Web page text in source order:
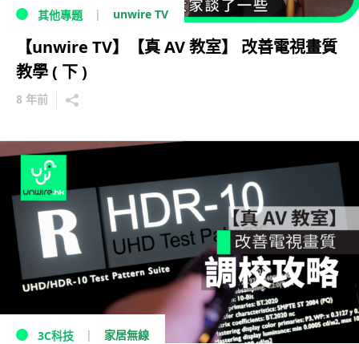
其他專題 unwire TV
【unwire TV】【真 AV 教室】 改善電視畫質
教學 ( 下 )
8 年前
3C科技 家居無線